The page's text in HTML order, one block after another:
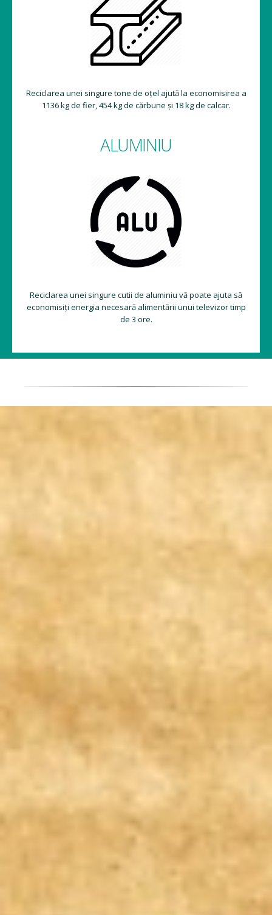
Reciclarea unei singure tone de oțel ajută la economisirea a
1136 kg de fier, 454 kg de cărbune și 18 kg de calcar.
ALUMINIU
Reciclarea unei singure cutii de aluminiu vă poate ajuta să
economisiți energia necesară alimentării unui televizor timp
de 3 ore.